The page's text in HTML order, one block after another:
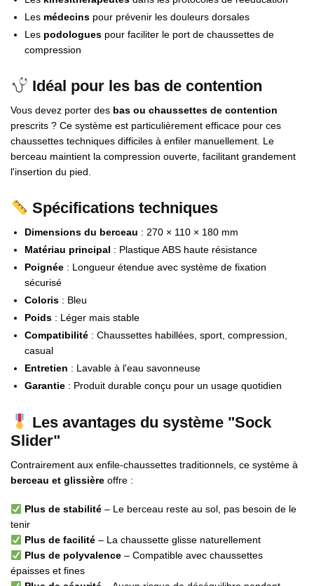
Les médecins pour prévenir les douleurs dorsales
Les podologues pour faciliter le port de chaussettes de
compression
Idéal pour les bas de contention
Vous devez porter des bas ou chaussettes de contention
prescrits ? Ce système est particulièrement efficace pour ces
chaussettes techniques difficiles à enfiler manuellement. Le
berceau maintient la compression ouverte, facilitant grandement
l'insertion du pied.
Spécifications techniques
Dimensions du berceau : 270 × 110 × 180 mm
Matériau principal : Plastique ABS haute résistance
Poignée : Longueur étendue avec système de fixation
sécurisé
Coloris : Bleu
Poids : Léger mais stable
Compatibilité : Chaussettes habillées, sport, compression,
casual
Entretien : Lavable à l'eau savonneuse
Garantie : Produit durable conçu pour un usage quotidien
Les avantages du système "Sock
Slider"
Contrairement aux enfile-chaussettes traditionnels, ce système à
berceau et glissière offre :
Plus de stabilité– Le berceau reste au sol, pas besoin de le
tenir
Plus de facilité– La chaussette glisse naturellement
Plus de polyvalence– Compatible avec chaussettes
épaisses et fines